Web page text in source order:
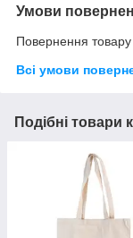
Умови
Повернення
Всі умови
Подібні товари